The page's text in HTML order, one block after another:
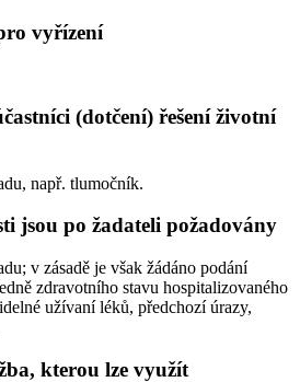
vyřízení
(dotčení) řešení životní
např. tlumočník.
jsou po žadateli požadovány
v zásadě je však žádáno podání
zdravotního stavu hospitalizovaného
užívaní léků, předchozí úrazy,
kterou lze využít